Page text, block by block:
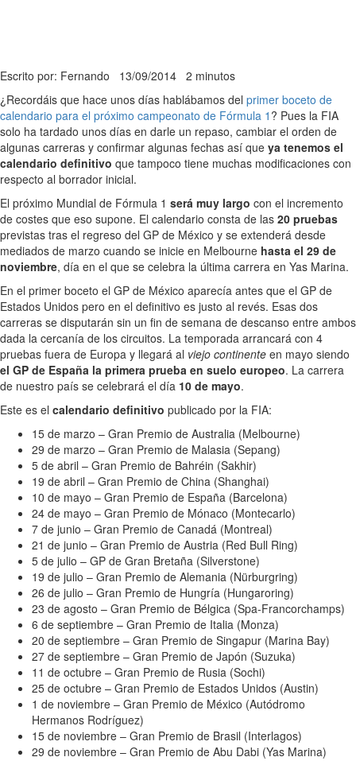
Escrito por: Fernando 13/09/2014 2 minutos
¿Recordáis que hace unos días hablábamos del primer boceto de
calendario para el próximo campeonato de Fórmula 1 ? Pues la FIA
solo ha tardado unos días en darle un repaso, cambiar el orden de
algunas carreras y confirmar algunas fechas así que ya tenemos el
calendario definitivo que tampoco tiene muchas modificaciones con
respecto al borrador inicial.
El próximo Mundial de Fórmula 1 será muy largo con el incremento
de costes que eso supone. El calendario consta de las 20 pruebas
previstas tras el regreso del GP de México y se extenderá desde
mediados de marzo cuando se inicie en Melbourne hasta el 29 de
noviembre, día en el que se celebra la última carrera en Yas Marina.
En el primer boceto el GP de México aparecía antes que el GP de
Estados Unidos pero en el definitivo es justo al revés. Esas dos
carreras se disputarán sin un fin de semana de descanso entre ambos
dada la cercanía de los circuitos. La temporada arrancará con 4
pruebas fuera de Europa y llegará al viejo continente en mayo siendo
el GP de España la primera prueba en suelo europeo. La carrera
de nuestro país se celebrará el día 10 de mayo.
Este es el calendario definitivo publicado por la FIA:
15 de marzo – Gran Premio de Australia (Melbourne)
29 de marzo – Gran Premio de Malasia (Sepang)
5 de abril – Gran Premio de Bahréin (Sakhir)
19 de abril – Gran Premio de China (Shanghai)
10 de mayo – Gran Premio de España (Barcelona)
24 de mayo – Gran Premio de Mónaco (Montecarlo)
7 de junio – Gran Premio de Canadá (Montreal)
21 de junio – Gran Premio de Austria (Red Bull Ring)
5 de julio – GP de Gran Bretaña (Silverstone)
19 de julio – Gran Premio de Alemania (Nürburgring)
26 de julio – Gran Premio de Hungría (Hungaroring)
23 de agosto – Gran Premio de Bélgica (Spa-Francorchamps)
6 de septiembre – Gran Premio de Italia (Monza)
20 de septiembre – Gran Premio de Singapur (Marina Bay)
27 de septiembre – Gran Premio de Japón (Suzuka)
11 de octubre – Gran Premio de Rusia (Sochi)
25 de octubre – Gran Premio de Estados Unidos (Austin)
1 de noviembre – Gran Premio de México (Autódromo
Hermanos Rodríguez)
15 de noviembre – Gran Premio de Brasil (Interlagos)
29 de noviembre – Gran Premio de Abu Dabi (Yas Marina)